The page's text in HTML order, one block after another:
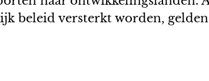
beleid versterkt worden,